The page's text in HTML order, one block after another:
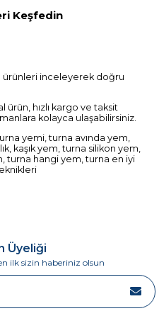
Keşfedin
ürünleri inceleyerek doğru
ürün, hızlı kargo ve taksit
kolayca ulaşabilirsiniz.
yemi, turna avında yem,
kaşık yem, turna silikon yem,
turna hangi yem, turna en iyi
Üyeliği
ilk sizin haberiniz olsun